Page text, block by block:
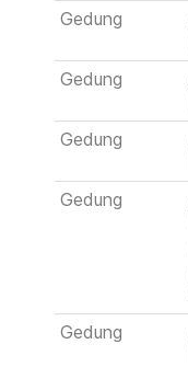
Gedung
Gedung
Gedung
Gedung
Gedung